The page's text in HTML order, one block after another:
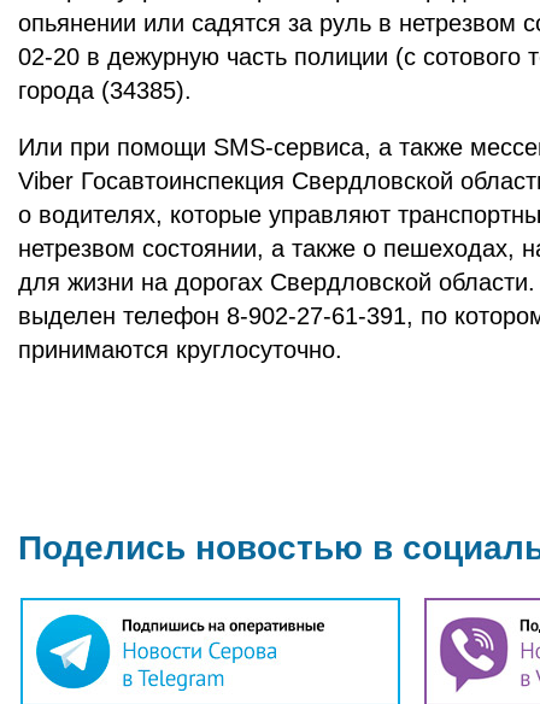
опьянении или садятся за руль в нетрезвом
02-20 в дежурную часть полиции (с сотового
города (34385).
Или при помощи SMS-сервиса, а также
Viber Госавтоинспекция Свердловской
о водителях, которые управляют
нетрезвом состоянии, а также о пешеходах,
для жизни на дорогах Свердловской
выделен телефон 8-902-27-61-391, по
принимаются круглосуточно.
Поделись новостью в